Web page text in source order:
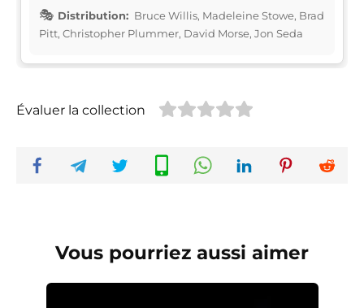
Distribution: Bruce Willis, Madeleine Stowe, Brad
Pitt, Christopher Plummer, David Morse, Jon Seda
Évaluer la collection
Vous pourriez aussi aimer